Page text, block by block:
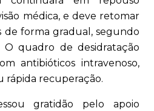
médica, e deve retomar
de forma gradual, segundo
O quadro de desidratação
antibióticos intravenoso,
rápida recuperação.
gratidão pelo apoio